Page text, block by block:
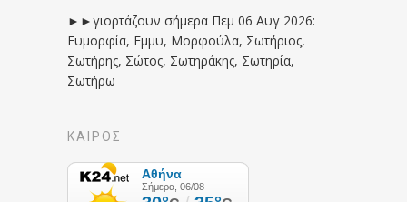
►►γιορτάζουν σήμερα Πεμ 06 Αυγ 2026:
Ευμορφία, Εμμυ, Μορφούλα, Σωτήριος,
Σωτήρης, Σώτος, Σωτηράκης, Σωτηρία,
Σωτήρω
ΚΑΙΡΟΣ